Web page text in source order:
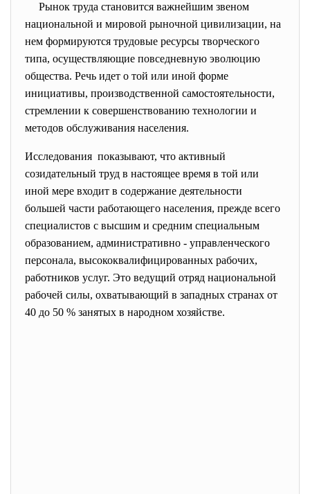
Рынок труда становится важнейшим звеном
национальной и мировой рыночной цивилизации, на
нем формируются трудовые ресурсы творческого
типа, осуществляющие повседневную эволюцию
общества. Речь идет о той или иной форме
инициативы, производственной самостоятельности,
стремлении к совершенствованию технологии и
методов обслуживания населения.
Исследования показывают, что активный
созидательный труд в настоящее время в той или
иной мере входит в содержание деятельности
большей части работающего населения, прежде всего
специалистов с высшим и средним специальным
образованием, административно - управленческого
персонала, высококвалифицированных рабочих,
работников услуг. Это ведущий отряд национальной
рабочей силы, охватывающий в западных странах от
40 до 50 % занятых в народном хозяйстве.